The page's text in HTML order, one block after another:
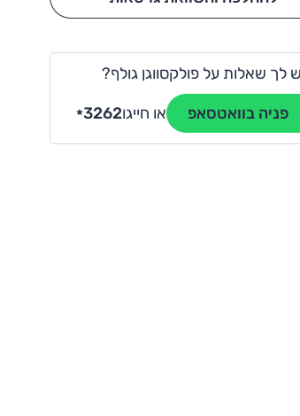
לך שאלות על פולקסווגן גולף?
פניה בוואטסאפ או חייגו *3262